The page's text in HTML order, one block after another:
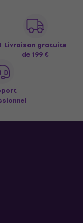
Livraison gratuite
de 199 €